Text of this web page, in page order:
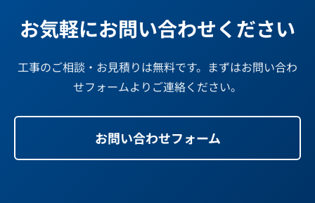
お気軽にお問い合わせください
工事のご相談・お見積りは無料です。まずはお問い合わ
せフォームよりご連絡ください。
お問い合わせフォーム